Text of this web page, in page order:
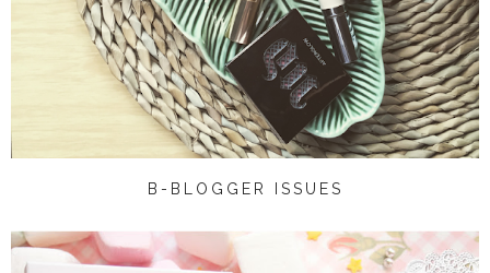
B-BLOGGER ISSUES